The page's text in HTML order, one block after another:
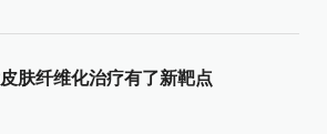
肤纤维化治疗有了新靶点